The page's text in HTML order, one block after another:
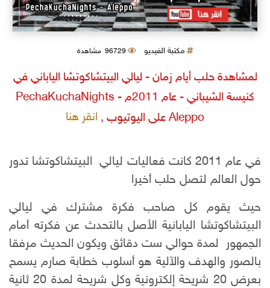
مكتبة الفيديو 96729 مشاهدة
لمشاهدة حلب أيام زمان - ليالي البيتشاكوتشا الياباني في
كنيسة الشيباني - عام 2011م PechaKuchaNights -
Aleppo على اليوتيوب ,
انقر هنا
في عام 2011 كانت فعاليات ليالي البيتشاكوتشا تدور
حول العالم لتصل حلب أخيرا
حيث يقوم كل صاحب فكرة مشترك في ليالي
البيتشاكوتشا اليابانية الأصل بالتحدث عن فكرته أمام
الجمهور لمدة حوالي ست دقائق ويكون الحديث مرفقا
بالصور والهدف والآلية هو أسلوب خطابة صارم يسمح
بعرض 20 شريحة إلكترونية وكل شريحة لمدة 20 ثانية